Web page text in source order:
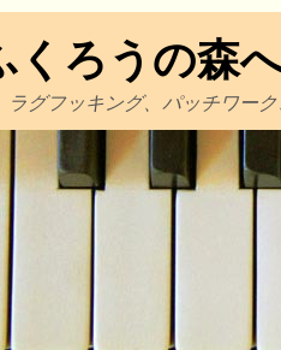
くろうの森
ラグフッキング、パッチワー